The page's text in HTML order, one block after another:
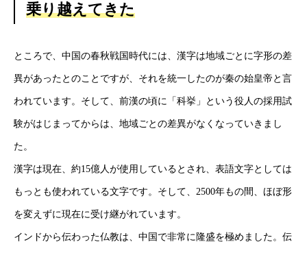
HOME
会社概要
採用情報
乗り越えてきた
ところで、中国の春秋戦国時代には、漢字は地域ごとに字形の差
異があったとのことですが、それを統一したのが秦の始皇帝と言
われています。そして、前漢の頃に「科挙」という役人の採用試
験がはじまってからは、地域ごとの差異がなくなっていきまし
た。
漢字は現在、約15億人が使用しているとされ、表語文字としては
もっとも使われている文字です。そして、2500年もの間、ほぼ形
を変えずに現在に受け継がれています。
インドから伝わった仏教は、中国で非常に隆盛を極めました。伝